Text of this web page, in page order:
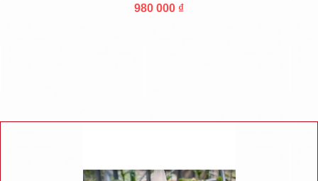
980 000 ₫